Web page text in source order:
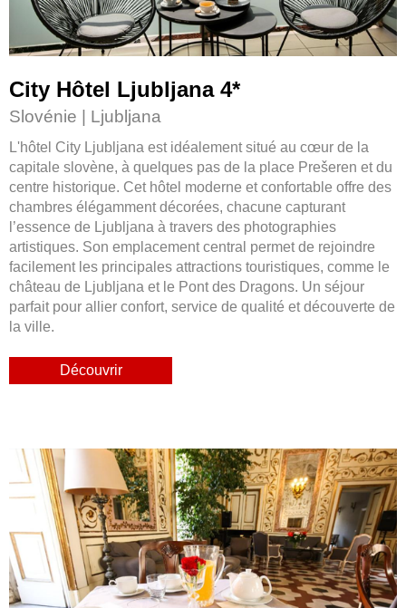
City Hôtel Ljubljana 4*
Slovénie | Ljubljana
L'hôtel City Ljubljana est idéalement situé au cœur de la
capitale slovène, à quelques pas de la place Prešeren et du
centre historique. Cet hôtel moderne et confortable offre des
chambres élégamment décorées, chacune capturant
l’essence de Ljubljana à travers des photographies
artistiques. Son emplacement central permet de rejoindre
facilement les principales attractions touristiques, comme le
château de Ljubljana et le Pont des Dragons. Un séjour
parfait pour allier confort, service de qualité et découverte de
la ville.